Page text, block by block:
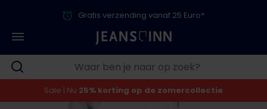
Gratis verzending vanaf 25 Euro*
Sale | Nu 25% korting op de zomercollectie